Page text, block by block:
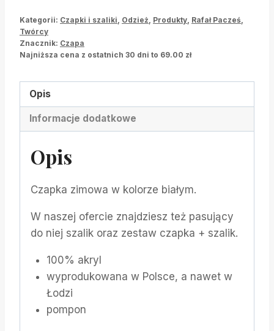
Biała
Kategorii: Czapki i szaliki, Odzież, Produkty, Rafał Pacześ,
Twórcy
Znacznik: Czapa
Najniższa cena z ostatnich 30 dni to 69.00 zł
Opis
Informacje dodatkowe
Opis
Czapka zimowa w kolorze białym.
W naszej ofercie znajdziesz też pasujący
do niej szalik oraz zestaw czapka + szalik.
100% akryl
wyprodukowana w Polsce, a nawet w
Łodzi
pompon